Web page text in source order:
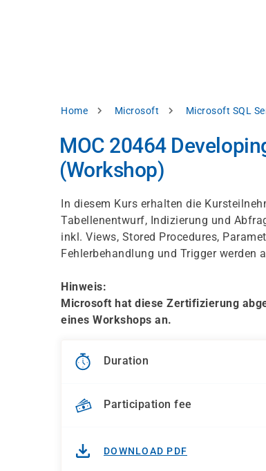
Breadcrumb
Home Microsoft Microsoft SQL
MOC 20464
(Workshop)
In diesem Kurs erhalten die
Tabellenentwurf, Indizierung und
inkl. Views, Stored Procedures,
Fehlerbehandlung und Trigger werden
Hinweis:
Microsoft hat diese Zertifizierung
eines Workshops an.
Duration
Participation fee
DOWNLOAD PDF